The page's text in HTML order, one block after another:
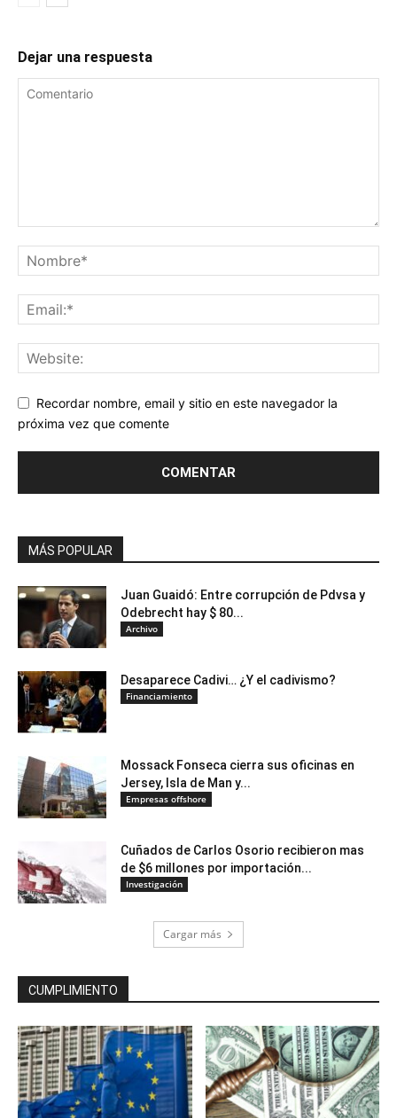
Dejar una respuesta
Recordar nombre, email y sitio en este navegador la
próxima vez que comente
MÁS POPULAR
Juan Guaidó: Entre corrupción de Pdvsa y
Odebrecht hay $ 80...
Archivo
Desaparece Cadivi… ¿Y el cadivismo?
Financiamiento
Mossack Fonseca cierra sus oficinas en
Jersey, Isla de Man y...
Empresas offshore
Cuñados de Carlos Osorio recibieron mas
de $6 millones por importación...
Investigación
Cargar más
CUMPLIMIENTO